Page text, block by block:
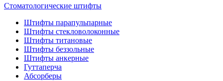
Стоматологические штифты
Штифты парапульпарные
Штифты стекловолоконные
Штифты титановые
Штифты беззольные
Штифты анкерные
Гуттаперча
Абсорберы